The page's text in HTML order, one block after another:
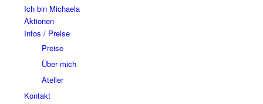
Ich bin Michaela
Aktionen
Infos / Preise
Preise
Über mich
Atelier
Kontakt